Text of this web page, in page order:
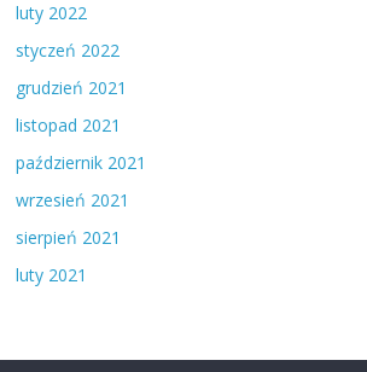
luty 2022
styczeń 2022
grudzień 2021
listopad 2021
październik 2021
wrzesień 2021
sierpień 2021
luty 2021